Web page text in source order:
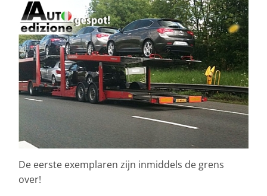
De eerste exemplaren zijn inmiddels de grens
over!